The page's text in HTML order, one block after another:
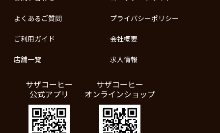
よくあるご質問
ご利用ガイド
店舗一覧
プライバシーポリシー
会社概要
求人情報
サザコーヒー
公式アプリ
サザコーヒー
オンラインショップ